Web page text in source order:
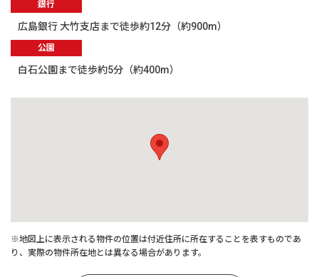
銀行
広島銀行 大竹支店まで徒歩約12分（約900m）
公園
白石公園まで徒歩約5分（約400m）
※地図上に表示される物件の位置は付近住所に所在することを表すものであ
り、実際の物件所在地とは異なる場合があります。